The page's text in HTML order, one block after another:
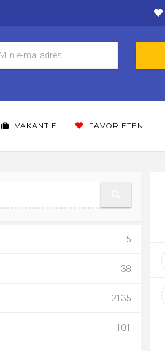
VAKANTIE FAVORIETEN
5
38
2135
101